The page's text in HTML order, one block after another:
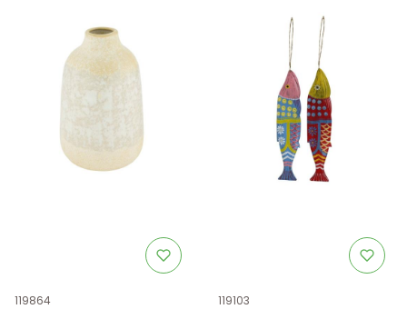
Kod produktu
119864 Kod produktu
119103